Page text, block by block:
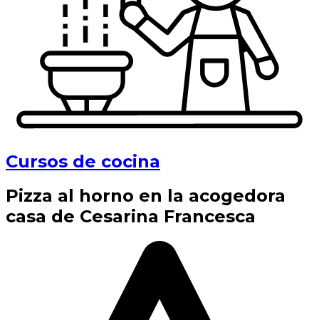
Cursos de cocina
Pizza al horno en la acogedora
casa de Cesarina Francesca